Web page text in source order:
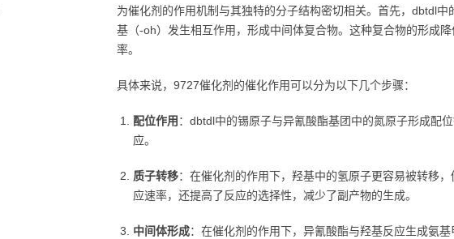
为催化剂的作用机制与其独特的分子结构密切相关。首先，dbtdl
基（-oh）发生相互作用，形成中间体复合物。这种复合物的形成
率。
具体来说，9727催化剂的催化作用可以分为以下几个步骤：
配位作用 ：dbtdl中的锡原子与异氰酸酯基团中的氮原子形成配
应。
质子转移：在催化剂的作用下，羟基中的氢原子更容易被转移
应速率，还提高了反应的选择性，减少了副产物的生成。
中间体形成：在催化剂的作用下，异氰酸酯与羟基反应生成氨